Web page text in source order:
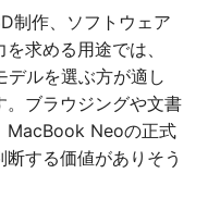
制作、ソフトウェア
求める用途では、
ルを選ぶ方が適し
。ブラウジングや文書
MacBook Neoの正式
する価値がありそう